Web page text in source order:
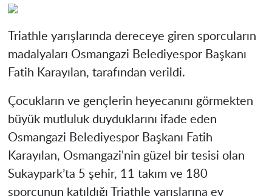
Triathle yarışlarında dereceye giren sporcuların
madalyaları Osmangazi Belediyespor Başkanı
Fatih Karayılan, tarafından verildi.
Çocukların ve gençlerin heyecanını görmekten
büyük mutluluk duyduklarını ifade eden
Osmangazi Belediyespor Başkanı Fatih
Karayılan, Osmangazi'nin güzel bir tesisi olan
Sukaypark’ta 5 şehir, 11 takım ve 180
sporcunun katıldığı Triathle yarışlarına ev